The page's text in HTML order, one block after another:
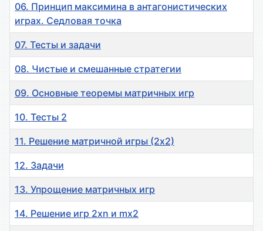
06. Принцип максимина в антагонистических
играх. Седловая точка
07. Тесты и задачи
08. Чистые и смешанные стратегии
09. Основные теоремы матричных игр
10. Тесты 2
11. Решение матричной игры (2х2)
12. Задачи
13. Упрощение матричных игр
14. Решение игр 2xn и mx2